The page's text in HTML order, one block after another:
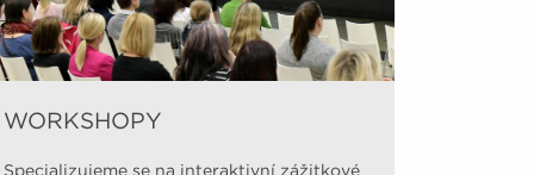
WORKSHOPY
Specializujeme se na interaktivní zážitkové